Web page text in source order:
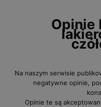
Opinie
Na naszym serwisie
negatywne opinie,
Opinie te są